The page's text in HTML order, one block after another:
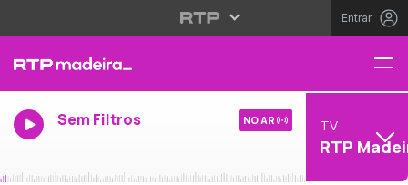
Entrar
Sem Filtros NO AR TV
RTP